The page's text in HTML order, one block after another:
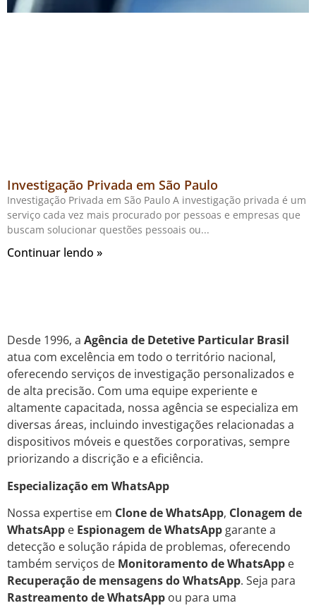
Investigação Privada em São Paulo
Investigação Privada em São Paulo A investigação privada é um
serviço cada vez mais procurado por pessoas e empresas que
buscam solucionar questões pessoais ou
Continuar lendo »
Desde 1996, a Agência de Detetive Particular Brasil
atua com excelência em todo o território nacional,
oferecendo serviços de investigação personalizados e
de alta precisão. Com uma equipe experiente e
altamente capacitada, nossa agência se especializa em
diversas áreas, incluindo investigações relacionadas a
dispositivos móveis e questões corporativas, sempre
priorizando a discrição e a eficiência.
Especialização em WhatsApp
Nossa expertise em Clone de WhatsApp, Clonagem de
WhatsApp e Espionagem de WhatsApp garante a
detecção e solução rápida de problemas, oferecendo
também serviços de Monitoramento de WhatsApp e
Recuperação de mensagens do WhatsApp. Seja para
Rastreamento de WhatsApp ou para uma